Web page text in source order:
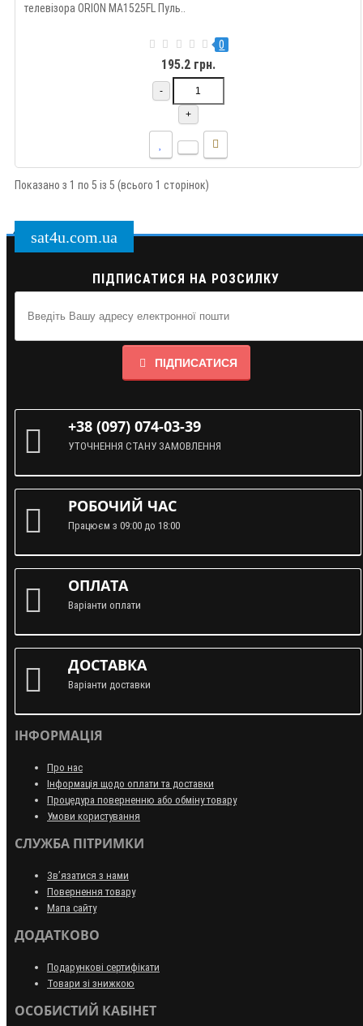
телевізора ORION MA1525FL Пуль..
0
195.2 грн.
-
+
Показано з 1 по 5 із 5 (всього 1 сторінок)
sat4u.com.ua
ПІДПИСАТИСЯ НА РОЗСИЛКУ
ПІДПИСАТИСЯ
+38 (097) 074-03-39
УТОЧНЕННЯ СТАНУ ЗАМОВЛЕННЯ
РОБОЧИЙ ЧАС
Працюєм з 09:00 до 18:00
ОПЛАТА
Варіанти оплати
ДОСТАВКА
Варіанти доставки
ІНФОРМАЦІЯ
Про нас
Інформація щодо оплати та доставки
Процедура поверненню або обміну товару
Умови користування
СЛУЖБА ПІТРИМКИ
Зв’язатися з нами
Повернення товару
Мапа сайту
ДОДАТКОВО
Подарункові сертифікати
Товари зі знижкою
ОСОБИСТИЙ КАБІНЕТ